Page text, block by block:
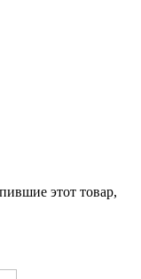
этот товар,